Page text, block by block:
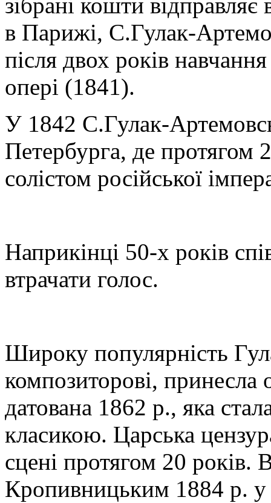
зібрані кошти
в Парижі, С.Гулак-
після двох років
опері (1841).
У 1842 С.Гулак-
Петербурга, де
солістом російської
Наприкінці 50-х років
втрачати голос.
Широку популярність
композиторові,
датована 1862 р., яка
класикою. Царська
сцені протягом 20 років.
Кропивницьким 1884 р.